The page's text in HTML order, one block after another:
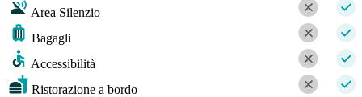
Area Silenzio
Bagagli
Accessibilità
Ristorazione a bordo